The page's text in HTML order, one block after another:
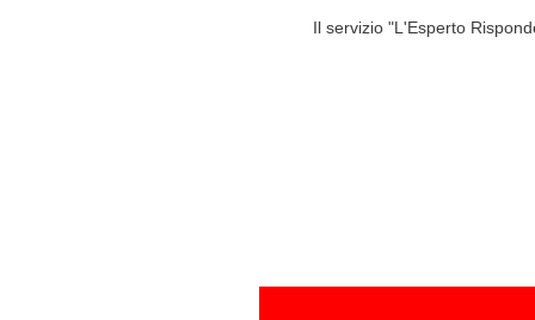
Il servizio "L'Esperto